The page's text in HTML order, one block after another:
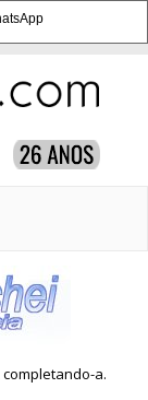
a.